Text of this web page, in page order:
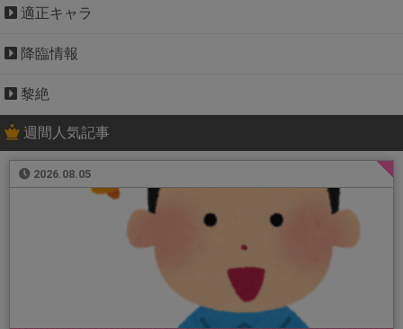
適正キャラ
降臨情報
黎絶
週間人気記事
2026.08.05